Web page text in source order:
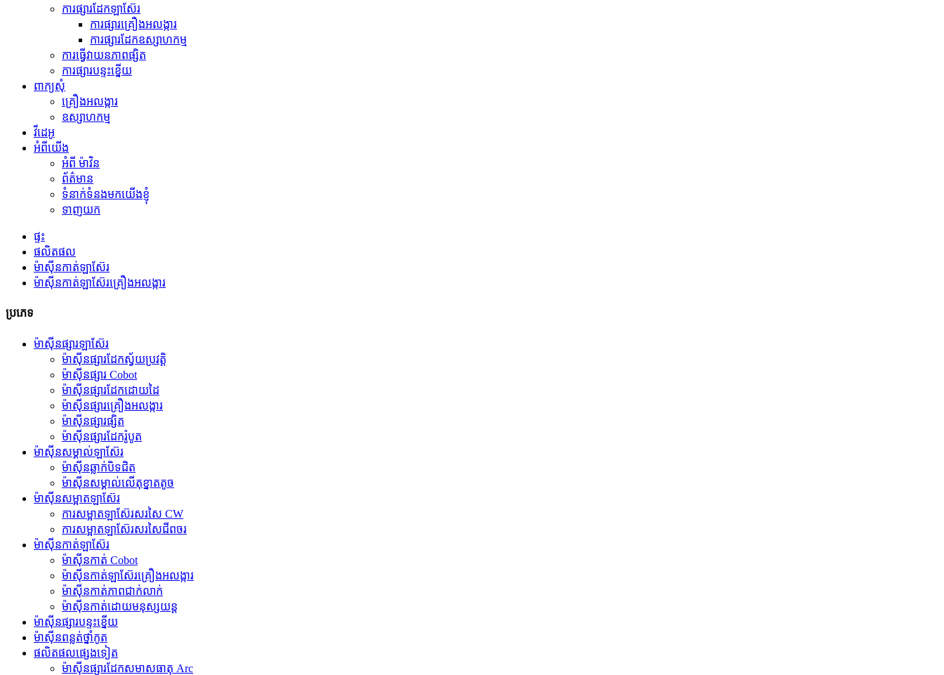
ការផ្សារដែកឡាស៊ែរ
ការផ្សារគ្រឿងអលង្ការ
ការផ្សារដែកឧស្សាហកម្ម
ការធ្វើ​វាយនភាព​ផ្សិត
ការផ្សារបន្ទះខ្នើយ
ពាក្យសុំ
គ្រឿងអលង្ការ
ឧស្សាហកម្ម
វីដេអូ
អំពីយើង
អំពី ម៉ាវិន
ព័ត៌មាន
ទំនាក់ទំនងមកយើងខ្ញុំ
ទាញយក
ផ្ទះ
ផលិតផល
ម៉ាស៊ីនកាត់ឡាស៊ែរ
ម៉ាស៊ីនកាត់ឡាស៊ែរគ្រឿងអលង្ការ
ប្រភេទ
ម៉ាស៊ីនផ្សារឡាស៊ែរ
ម៉ាស៊ីនផ្សារដែកស្វ័យប្រវត្តិ
ម៉ាស៊ីនផ្សារ Cobot
ម៉ាស៊ីនផ្សារដែកដោយដៃ
ម៉ាស៊ីនផ្សារគ្រឿងអលង្ការ
ម៉ាស៊ីនផ្សារផ្សិត
ម៉ាស៊ីនផ្សារដែករ៉ូបូត
ម៉ាស៊ីនសម្គាល់ឡាស៊ែរ
ម៉ាស៊ីនឆ្លាក់បិទជិត
ម៉ាស៊ីនសម្គាល់លើតុខ្នាតតូច
ម៉ាស៊ីនសម្អាតឡាស៊ែរ
ការសម្អាតឡាស៊ែរសរសៃ CW
ការសម្អាតឡាស៊ែរសរសៃជីពចរ
ម៉ាស៊ីនកាត់ឡាស៊ែរ
ម៉ាស៊ីនកាត់ Cobot
ម៉ាស៊ីនកាត់ឡាស៊ែរគ្រឿងអលង្ការ
ម៉ាស៊ីនកាត់ភាពជាក់លាក់
ម៉ាស៊ីនកាត់ដោយមនុស្សយន្ត
ម៉ាស៊ីនផ្សារបន្ទះខ្នើយ
ម៉ាស៊ីនពន្លត់ថ្នាំកូត
ផលិតផលផ្សេងទៀត
ម៉ាស៊ីនផ្សារដែកសមាសធាតុ Arc